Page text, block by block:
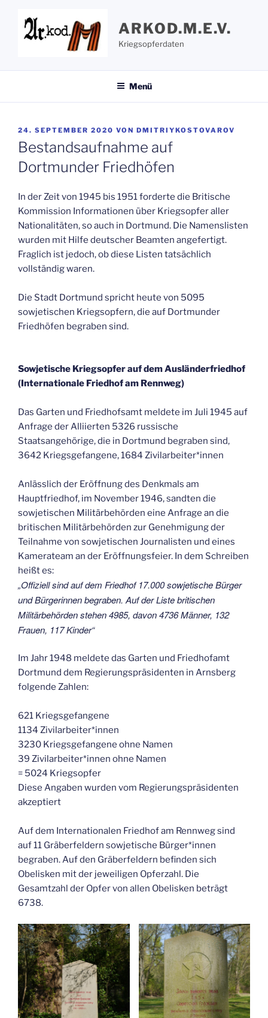
springen
ARKOD.M.E.V.
Kriegsopferdaten
Menü
VERÖFFENTLICHT
AM
24. SEPTEMBER 2020 VON DMITRIYKOSTOVAROV
Bestandsaufnahme auf
Dortmunder Friedhöfen
In der Zeit von 1945 bis 1951 forderte die Britische
Kommission Informationen über Kriegsopfer aller
Nationalitäten, so auch in Dortmund. Die Namenslisten
wurden mit Hilfe deutscher Beamten angefertigt.
Fraglich ist jedoch, ob diese Listen tatsächlich
vollständig waren.
Die Stadt Dortmund spricht heute von 5095
sowjetischen Kriegsopfern, die auf Dortmunder
Friedhöfen begraben sind.
Sowjetische Kriegsopfer auf dem Ausländerfriedhof
(Internationale Friedhof am Rennweg)
Das Garten und Friedhofsamt meldete im Juli 1945 auf
Anfrage der Alliierten 5326 russische
Staatsangehörige, die in Dortmund begraben sind,
3642 Kriegsgefangene, 1684 Zivilarbeiter*innen
Anlässlich der Eröffnung des Denkmals am
Hauptfriedhof, im November 1946, sandten die
sowjetischen Militärbehörden eine Anfrage an die
britischen Militärbehörden zur Genehmigung der
Teilnahme von sowjetischen Journalisten und eines
Kamerateam an der Eröffnungsfeier. In dem Schreiben
heißt es:
„Offiziell sind auf dem Friedhof 17.000 sowjetische Bürger
und Bürgerinnen begraben. Auf der Liste britischen
Militärbehörden stehen 4985, davon 4736 Männer, 132
Frauen, 117 Kinder“
Im Jahr 1948 meldete das Garten und Friedhofamt
Dortmund dem Regierungspräsidenten in Arnsberg
folgende Zahlen:
621 Kriegsgefangene
1134 Zivilarbeiter*innen
3230 Kriegsgefangene ohne Namen
39 Zivilarbeiter*innen ohne Namen
= 5024 Kriegsopfer
Diese Angaben wurden vom Regierungspräsidenten
akzeptiert
Auf dem Internationalen Friedhof am Rennweg sind
auf 11 Gräberfeldern sowjetische Bürger*innen
begraben. Auf den Gräberfeldern befinden sich
Obelisken mit der jeweiligen Opferzahl. Die
Gesamtzahl der Opfer von allen Obelisken beträgt
6738.